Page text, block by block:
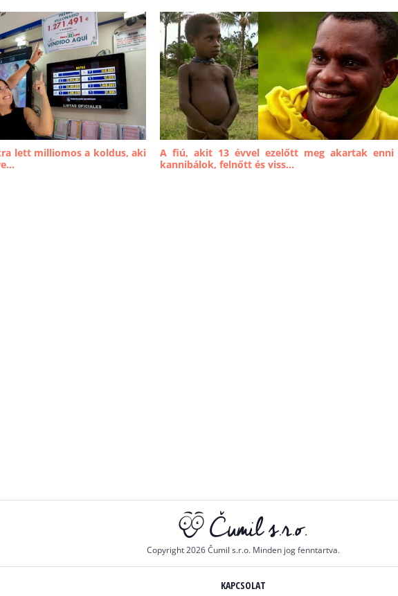
lett milliomos a koldus, aki
A fiú, akit 13 évvel ezelőtt meg akartak enni
kannibálok, felnőtt és viss...
Copyright 2026 Čumil s.r.o. Minden jog fenntartva.
KAPCSOLAT